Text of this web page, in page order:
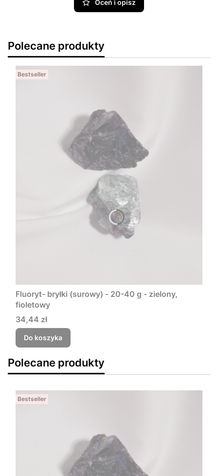
Oceń i opisz
Polecane produkty
Bestseller
Fluoryt- bryłki (surowy) - 20-40 g - zielony,
fioletowy
Cena
34,44 zł
Do koszyka
Polecane produkty
Bestseller